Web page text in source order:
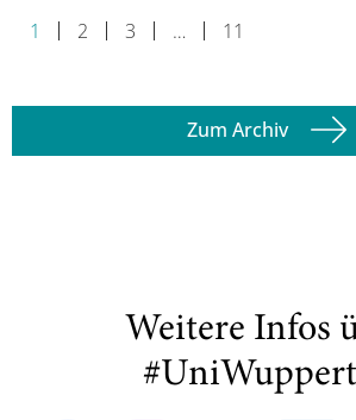
1 2 3 … 11
Zum Archiv
Weitere Infos